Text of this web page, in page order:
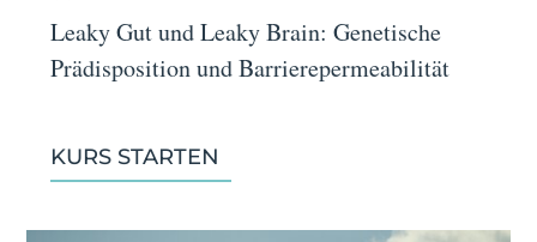
Leaky Gut und Leaky Brain: Genetische
Prädisposition und Barrierepermeabilität
KURS STARTEN